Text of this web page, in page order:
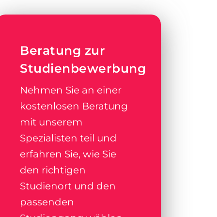
Beratung zur
Studienbewerbung
Nehmen Sie an einer
kostenlosen Beratung
mit unserem
Spezialisten teil und
erfahren Sie, wie Sie
den richtigen
Studienort und den
passenden